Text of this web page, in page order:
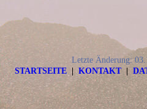
Letzte Änderung:
STARTSEITE| KONTAKT|